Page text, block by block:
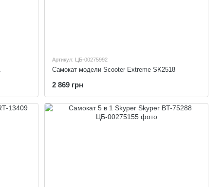
Артикул: ЦБ-00275992
Самокат модели Scooter Extreme SK2518
2 869 грн